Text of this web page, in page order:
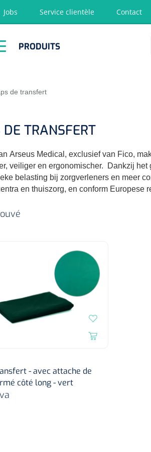
Jobs Service clientèle Contact
PRODUITS
de transfert
TRANSFERT
Arseus Medical, exclusief van Fico,
veiliger en ergonomischer.
Dankzij het
belasting bij zorgverleners en meer
en thuiszorg, en conform Europese
- avec attache de
côté long - vert